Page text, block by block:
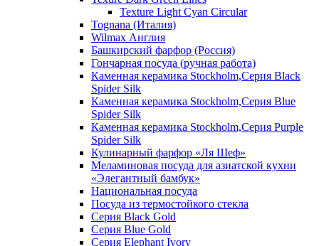
Texture Light Cyan Circular
Tognana (Италия)
Wilmax Англия
Башкирский фарфор (Россия)
Гончарная посуда (ручная работа)
Каменная керамика Stockholm,Серия Black
Spider Silk
Каменная керамика Stockholm,Серия Blue
Spider Silk
Каменная керамика Stockholm,Серия Purple
Spider Silk
Кулинарный фарфор «Ля Шеф»
Меламиновая посуда для азиатской кухни
«Элегантный бамбук»
Национальная посуда
Посуда из термостойкого стекла
Серия Black Gold
Серия Blue Gold
Серия Elephant Ivory